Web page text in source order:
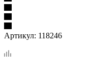
Артикул: 118246